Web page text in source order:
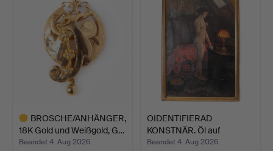
BROSCHE/ANHÄNGER,
18K Gold und Weißgold, G…
Beendet 4. Aug 2026
OIDENTIFIERAD
KONSTNÄR. Öl auf
Leinwand, d…
Beendet 4. Aug 2026